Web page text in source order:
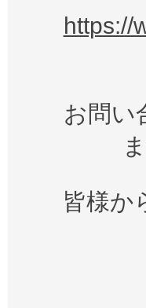
https://
お問い
皆様か